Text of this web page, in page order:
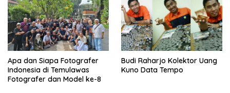
Apa dan Siapa Fotografer
Indonesia di Temulawas
Fotografer dan Model ke-8
Budi Raharjo Kolektor Uang
Kuno Data Tempo